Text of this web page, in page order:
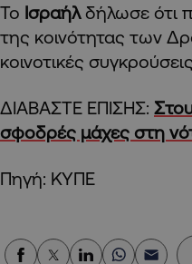
Το Ισραήλδήλωσε ότι
της κοινότητας των
κοινοτικές
ΔΙΑΒΑΣΤΕ ΕΠΙΣΗΣ:
σφοδρές μάχες στη
Πηγή: ΚΥΠΕ